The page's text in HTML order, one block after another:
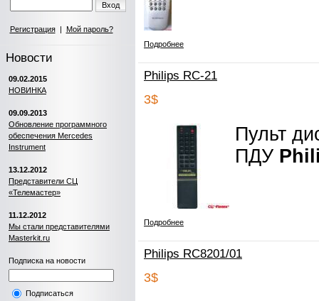
Вход
Регистрация| Мой пароль?
Новости
09.02.2015
НОВИНКА
09.09.2013
Обновление программного
обеспечения Mercedes
Instrument
13.12.2012
Представители СЦ
«Телемастер»
11.12.2012
Мы стали представителями
Masterkit.ru
Подписка на новости
Подписаться
Подробнее
Philips RC-21
3$
Пульт
ПДУ
Подробнее
Philips RC8201/01
3$